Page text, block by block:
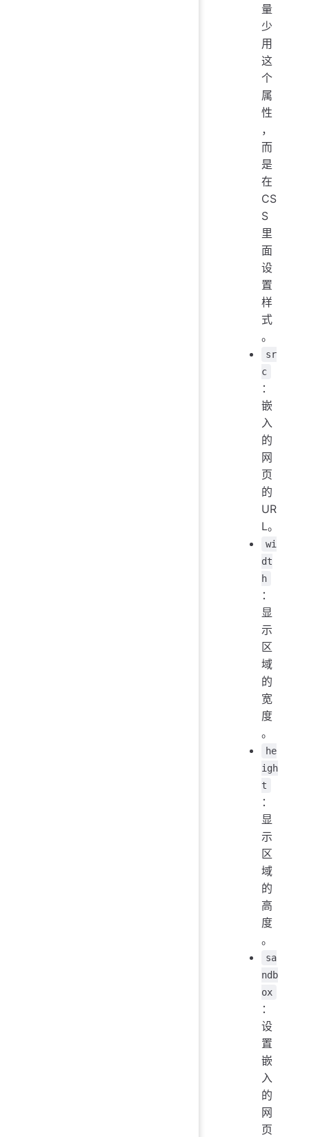
量
少
用
这
个
属
性
，
而
是
在
CS
S
里
面
设
置
样
式
。
sr
c
：
嵌
入
的
网
页
的
UR
L。
wi
dt
h
：
显
示
区
域
的
宽
度
。
he
igh
t
：
显
示
区
域
的
高
度
。
sa
ndb
ox
：
设
置
嵌
入
的
网
页